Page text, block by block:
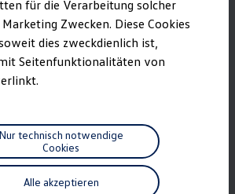
und Reifen
und Unfallhilfe
Service
Teile
Zubehör
und Ladekabel
für Ihr Modell finden
Apps, Login und Shop
für die Verarbeitung solcher
Zwecken. Diese Cookies
dies zweckdienlich ist,
Seitenfunktionalitäten von
Alle akzeptieren
Nur technisch notwendige
Cookies